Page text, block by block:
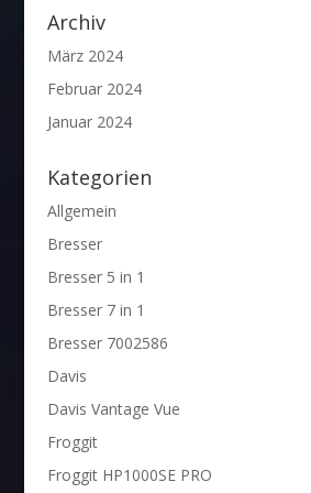
Archiv
März 2024
Februar 2024
Januar 2024
Kategorien
Allgemein
Bresser
Bresser 5 in 1
Bresser 7 in 1
Bresser 7002586
Davis
Davis Vantage Vue
Froggit
Froggit HP1000SE PRO